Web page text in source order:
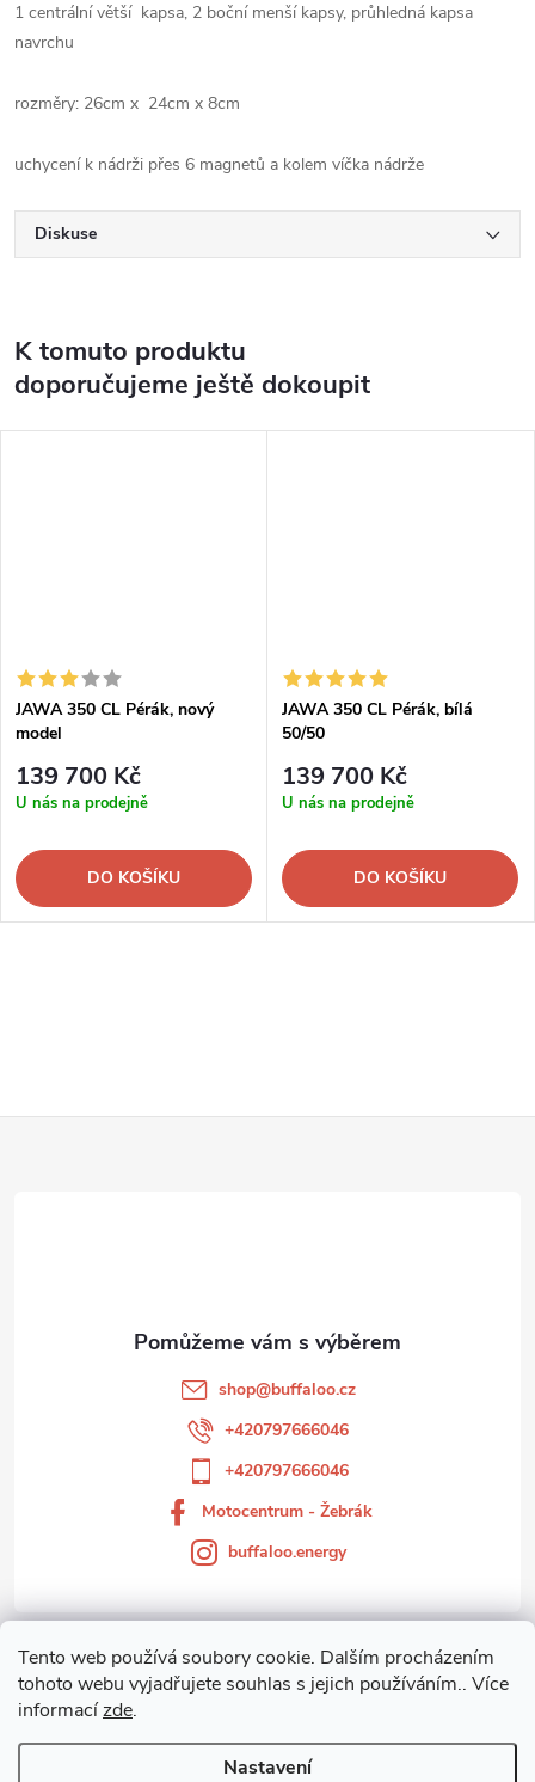
Tento web používá soubory cookie. Dalším procházením
tohoto webu vyjadřujete souhlas s jejich používáním.. Více
informacízde.
Nastavení
1 centrální větší kapsa, 2 boční menší kapsy, průhledná kapsa
navrchu
rozměry: 26cm x 24cm x 8cm
uchycení k nádrži přes 6 magnetů a kolem víčka nádrže
Diskuse
K tomuto produktu
doporučujeme ještě dokoupit
JAWA 350 CL Pérák, nový
model
139 700 Kč
U nás na prodejně
DO KOŠÍKU
JAWA 350 CL Pérák, bílá
50/50
139 700 Kč
U nás na prodejně
DO KOŠÍKU
Zákaznický servis
shop@buffaloo.cz
+420797666046
+420797666046
Motocentrum - Žebrák
buffaloo.energy